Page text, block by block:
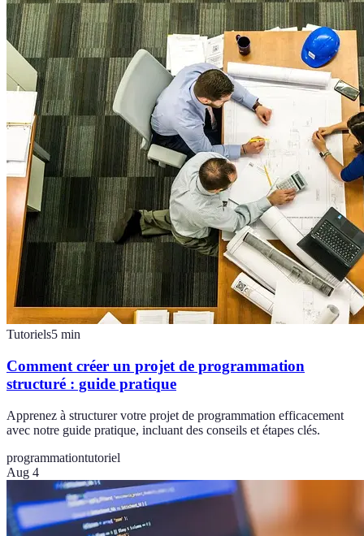
Tutoriels5 min
Comment créer un projet de programmation
structuré : guide pratique
Apprenez à structurer votre projet de programmation efficacement
avec notre guide pratique, incluant des conseils et étapes clés.
programmationtutoriel
Aug 4